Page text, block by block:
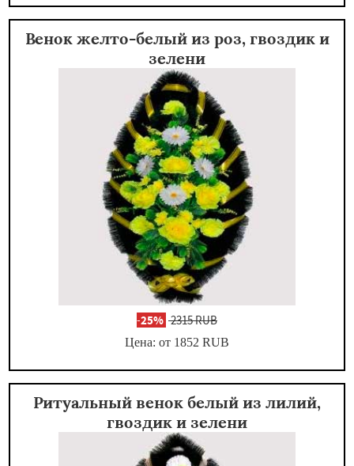
Венок желто-белый из роз, гвоздик и
зелени
-25% 2315 RUB
Цена: от 1852 RUB
Ритуальный венок белый из лилий,
гвоздик и зелени